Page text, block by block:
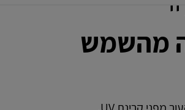
מהשמש